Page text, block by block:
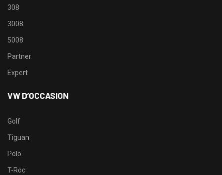
308
3008
5008
Partner
Expert
VW D’OCCASION
Golf
Tiguan
Polo
T-Roc